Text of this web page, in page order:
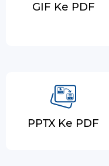
GIF Ke PDF
PPTX Ke PDF